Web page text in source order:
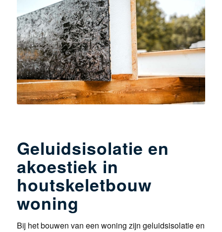
Geluidsisolatie en
akoestiek in
houtskeletbouw
woning
Bij het bouwen van een woning zijn geluidsisolatie en